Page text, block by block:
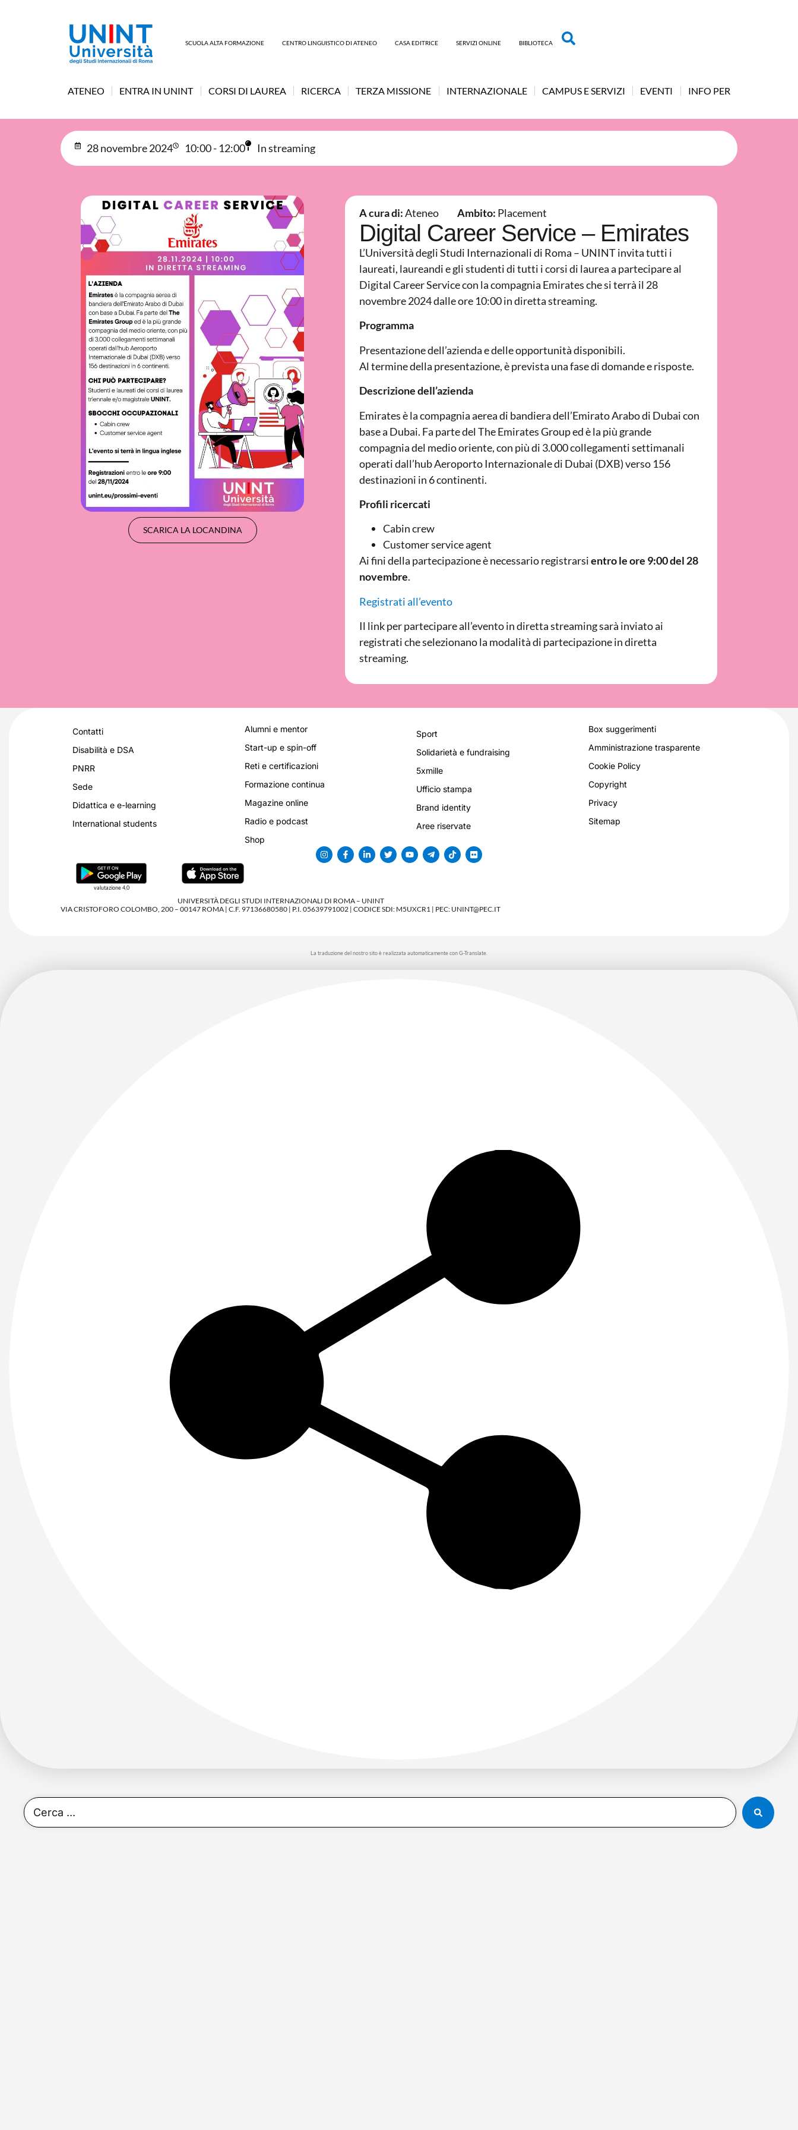
SCUOLA ALTA FORMAZIONE CENTRO LINGUISTICO DI ATENEO CASA EDITRICE SERVIZI ONLINE BIBLIOTECA
ATENEO ENTRA IN UNINT CORSI DI LAUREA RICERCA TERZA MISSIONE INTERNAZIONALE CAMPUS E SERVIZI EVENTI INFO PER
28 novembre 2024 10:00 - 12:00 In streaming
SCARICA LA LOCANDINA
A cura di:Ateneo Ambito: Placement
Digital Career Service – Emirates
L’Università degli Studi Internazionali di Roma – UNINT invita tutti i
laureati, laureandi e gli studenti di tutti i corsi di laurea a partecipare al
Digital Career Service con la compagnia Emirates che si terrà il 28
novembre 2024 dalle ore 10:00 in diretta streaming.
Programma
Presentazione dell’azienda e delle opportunità disponibili.
Al termine della presentazione, è prevista una fase di domande e risposte.
Descrizione dell’azienda
Emirates è la compagnia aerea di bandiera dell’Emirato Arabo di Dubai con
base a Dubai. Fa parte del The Emirates Group ed è la più grande
compagnia del medio oriente, con più di 3.000 collegamenti settimanali
operati dall’hub Aeroporto Internazionale di Dubai (DXB) verso 156
destinazioni in 6 continenti.
Profili ricercati
Cabin crew
Customer service agent
Ai fini della partecipazione è necessario registrarsientro le ore 9:00 del 28
novembre.
Registrati all’evento
Il link per partecipare all’evento in diretta streaming sarà inviato ai
registrati che selezionano la modalità di partecipazione in diretta
streaming.
Contatti
Disabilità e DSA
PNRR
Sede
Didattica e e-learning
International students
Alumni e mentor
Start-up e spin-off
Reti e certificazioni
Formazione continua
Magazine online
Radio e podcast
Shop
Sport
Solidarietà e fundraising
5xmille
Ufficio stampa
Brand identity
Aree riservate
Box suggerimenti
Amministrazione trasparente
Cookie Policy
Copyright
Privacy
Sitemap
valutazione 4,0
UNIVERSITÀ DEGLI STUDI INTERNAZIONALI DI ROMA – UNINT
VIA CRISTOFORO COLOMBO, 200 – 00147 ROMA | C.F. 97136680580 | P.I. 05639791002 | CODICE SDI: M5UXCR1 | PEC: UNINT@PEC.IT
La traduzione del nostro sito è realizzata automaticamente con G-Translate.